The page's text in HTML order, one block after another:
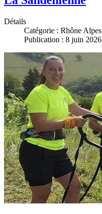
Détails
Catégorie : Rhône Alpes
Publication : 8 juin 2026